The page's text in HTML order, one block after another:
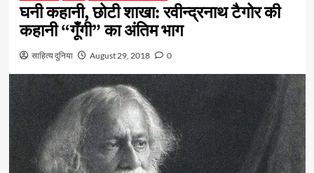
घनी कहानी, छोटी शाखा: रवीन्द्रनाथ टैगोर की
कहानी “गूँगी” का अंतिम भाग
साहित्य दुनिया August 29, 2018 0